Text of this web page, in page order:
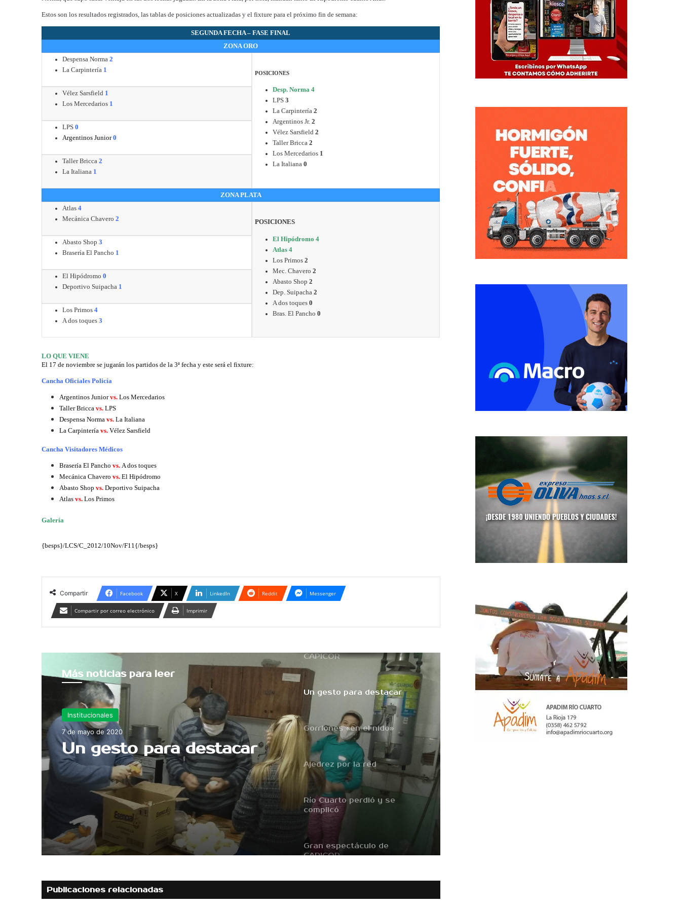
Estos son los resultados registrados, las tablas de posiciones actualizadas y el fixture para el próximo fin de semana:
SEGUNDA FECHA – FASE FINAL
ZONA ORO
Despensa Norma 2
La Carpintería 1 POSICIONES
Desp. Norma 4
LPS 3
La Carpintería 2
Argentinos Jr. 2
Vélez Sarsfield 2
Taller Bricca 2
Los Mercedarios 1
La Italiana 0
Vélez Sarsfield 1
Los Mercedarios 1
LPS 0
Argentinos Junior0
Taller Bricca 2
La Italiana 1
ZONA PLATA
Atlas 4
Mecánica Chavero 2 POSICIONES
El Hipódromo 4
Atlas 4
Los Primos 2
Mec. Chavero 2
Abasto Shop 2
Dep. Suipacha 2
A dos toques 0
Bras. El Pancho 0
Abasto Shop 3
Brasería El Pancho 1
El Hipódromo 0
Deportivo Suipacha 1
Los Primos 4
A dos toques 3
LO QUE VIENE
El 17 de noviembre se jugarán los partidos de la 3ª fecha y este será el fixture:
Cancha Oficiales Policía
Argentinos Juniorvs. Los Mercedarios
Taller Briccavs. LPS
Despensa Normavs. La Italiana
La Carpinteríavs. Vélez Sarsfield
Cancha Visitadores Médicos
Brasería El Pancho vs. A dos toques
Mecánica Chavero vs. El Hipódromo
Abasto Shop vs. Deportivo Suipacha
Atlas vs. Los Primos
Galería
{besps}/LCS/C_2012/10Nov/F11{/besps}
Compartir Facebook X LinkedIn Reddit Messenger
Compartir por correo electrónico Imprimir
Más noticias para leer
Institucionales
7 de mayo de 2020
Un gesto para destacar
Río Cuarto perdió y se
CAPICOR
Un gesto para destacar
Gorriones «en el nido»
Ajedrez por la red
Río Cuarto perdió y se
complicó
Gran espectáculo de
CAPICOR
Publicaciones relacionadas